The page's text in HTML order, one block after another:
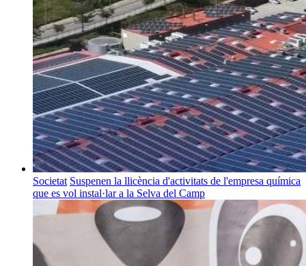
Societat Suspenen la llicència d'activitats de l'empresa química
que es vol instal·lar a la Selva del Camp